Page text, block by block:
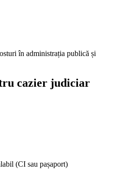
în administrația publică și
cazier judiciar
(CI sau pașaport)